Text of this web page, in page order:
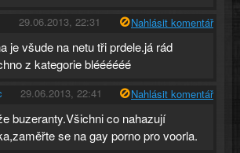
29.06.2013, 22:31 Nahlásit komentář
je všude na netu tři prdele.já rád
z kategorie bléééééé
29.06.2013, 22:41 Nahlásit komentář
buzeranty.Všichni co nahazují
se na gay porno pro voorla.